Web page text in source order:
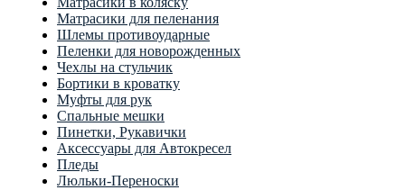
Матрасики для пеленания
Шлемы противоударные
Пеленки для новорожденных
Чехлы на стульчик
Бортики в кроватку
Муфты для рук
Спальные мешки
Пинетки, Рукавички
Аксессуары для Автокресел
Пледы
Люльки-Переноски